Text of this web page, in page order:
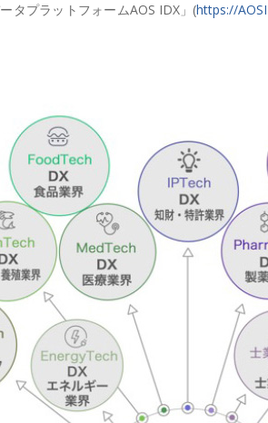
タプラットフォームAOS IDX」(https://